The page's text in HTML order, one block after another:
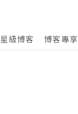
星級博客 博客專享